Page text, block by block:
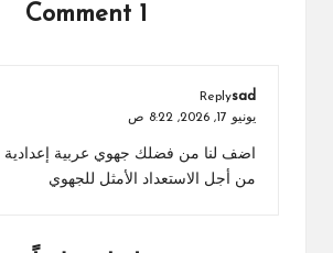
1 Comment
sad
Reply
يونيو 17, 2026,
8:22 ص
اضف لنا من فضلك جهوي عربية إعدادية
من أجل الاستعداد الأمثل للجهوي